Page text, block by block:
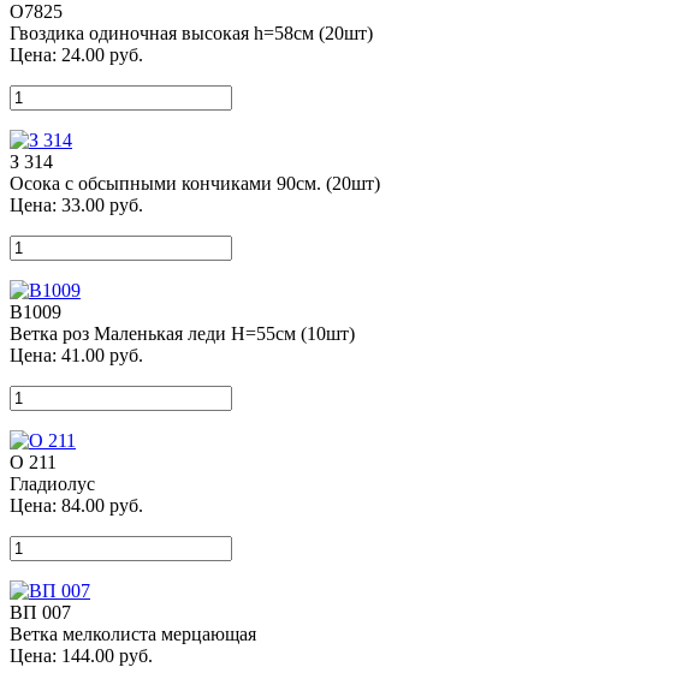
О7825
Гвоздика одиночная высокая h=58см (20шт)
Цена: 24.00 руб.
З 314
Осока с обсыпными кончиками 90см. (20шт)
Цена: 33.00 руб.
В1009
Ветка роз Маленькая леди Н=55см (10шт)
Цена: 41.00 руб.
О 211
Гладиолус
Цена: 84.00 руб.
ВП 007
Ветка мелколиста мерцающая
Цена: 144.00 руб.